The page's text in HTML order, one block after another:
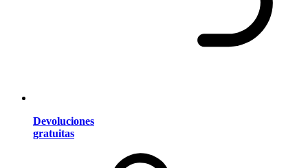
Devoluciones
gratuitas